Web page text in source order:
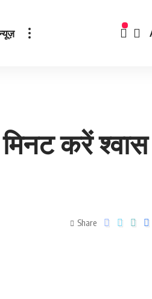
मिनट करें
Share